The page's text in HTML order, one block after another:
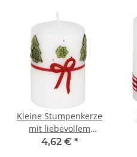
Kleine Stumpenkerze
mit liebevollem
Weihnachtsmotiv
4,62 € *